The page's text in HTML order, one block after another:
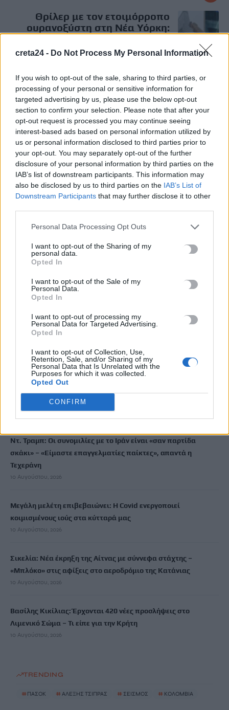
creta24 - Do Not Process My Personal Information
If you wish to opt-out of the sale, sharing to third parties, or
processing of your personal or sensitive information for
targeted advertising by us, please use the below opt-out
section to confirm your selection. Please note that after your
opt-out request is processed you may continue seeing
interest-based ads based on personal information utilized by
us or personal information disclosed to third parties prior to
your opt-out. You may separately opt-out of the further
disclosure of your personal information by third parties on the
IAB’s list of downstream participants. This information may
also be disclosed by us to third parties on the IAB’s List of
Downstream Participants that may further disclose it to other
Personal Data Processing Opt Outs
I want to opt-out of the Sharing of my
personal data.
Opted In
I want to opt-out of the Sale of my
Personal Data.
Opted In
I want to opt-out of processing my
Personal Data for Targeted Advertising.
Opted In
I want to opt-out of Collection, Use,
Retention, Sale, and/or Sharing of my
Personal Data that Is Unrelated with the
Purposes for which it was collected.
Opted Out
CONFIRM
Θρίλερ με τον ετοιμόρροπο
ουρανοξύστη στη Νέα Υόρκη:
σενάρια και οι αποκαλύψεις για
παραβάσεις
8 Ιουλίου, 2026
Μην χάνεις είδηση. Βάλε τοCRETA24στην
Google
ΠΡΟΣΘΕΣΕ ΤΟ CRETA24ΣΤΗΝ GOOGLE
ΡΟΗ ΕΙΔΗΣΕΩΝ
ΠΑΣΟΚ κατά Τσίπρα: Ξανασυστήθηκε ως «συμβιβασμένος
Μαδούρο» ζητώντας δεύτερη ευκαιρία
10 Αυγούστου, 2026
Σεισμός 7,4 Ρίχτερ στην Κολομβία
10 Αυγούστου, 2026
Market Pass: Στα σκαριά νέος κύκλος από το φθινόπωρο –
10 Αυγούστου, 2026
10 Αυγούστου, 2026
Πανευρωπαϊκό Πρωτάθλημα Στίβου Μπέρμιγχαμ: Πότε και
πού θα δείτε τον τελικό του Τεντόγλου
10 Αυγούστου, 2026
Ντ. Τραμπ: Οι συνομιλίες με το Ιράν είναι «σαν παρτίδα
σκάκι» – «Είμαστε επαγγελματίες παίκτες», απαντά η
Τεχεράνη
10 Αυγούστου, 2026
Μεγάλη μελέτη επιβεβαιώνει: Η Covid ενεργοποιεί
κοιμισμένους ιούς στα κύτταρά μας
10 Αυγούστου, 2026
Σικελία: Νέα έκρηξη της Αίτνας με σύννεφα στάχτης –
«Μπλόκο» στις αφίξεις στο αεροδρόμιο της Κατάνιας
10 Αυγούστου, 2026
Βασίλης Κικίλιας: Έρχονται 420 νέες προσλήψεις στο
Λιμενικό Σώμα – Τι είπε για την Κρήτη
10 Αυγούστου, 2026
TRENDING
# ΠΑΣΟΚ # ΑΛΕΞΗΣ ΤΣΙΠΡΑΣ # ΣΕΙΣΜΟΣ # ΚΟΛΟΜΒΙΑ